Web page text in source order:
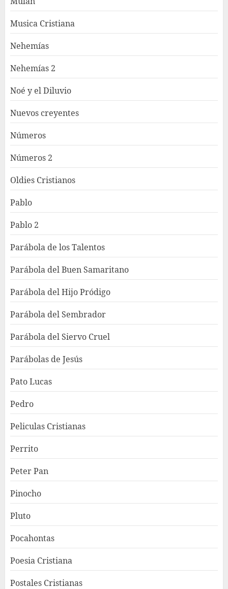
Musica Cristiana
Nehemías
Nehemías 2
Noé y el Diluvio
Nuevos creyentes
Números
Números 2
Oldies Cristianos
Pablo
Pablo 2
Parábola de los Talentos
Parábola del Buen Samaritano
Parábola del Hijo Pródigo
Parábola del Sembrador
Parábola del Siervo Cruel
Parábolas de Jesús
Pato Lucas
Pedro
Peliculas Cristianas
Perrito
Peter Pan
Pinocho
Pluto
Pocahontas
Poesia Cristiana
Postales Cristianas